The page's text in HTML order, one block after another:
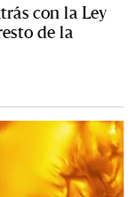
con la Ley
de la